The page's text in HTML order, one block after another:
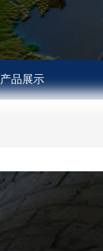
产品展示